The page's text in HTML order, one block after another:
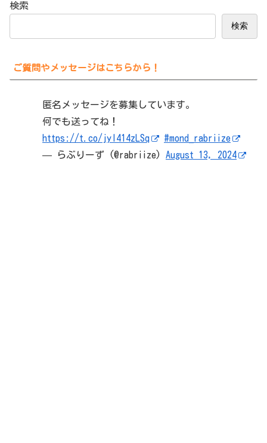
検索
検索
ご質問やメッセージはこちらから！
匿名メッセージを募集しています。
何でも送ってね！
https://t.co/jyI414zLSq
#mond_rabriize
— らぶりーず (@rabriize) August 13, 2024